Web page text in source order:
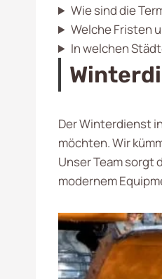
Wie sind die
Welche Fristen
In welchen
Der Winterdienst in
möchten. Wir
Unser Team sorgt
modernem